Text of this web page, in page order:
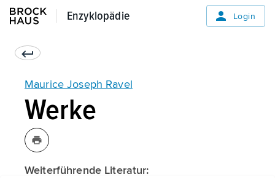
Enzyklopädie
Enzyklopädie Login
Maurice Joseph Ravel
Werke
Weiterführende Literatur: